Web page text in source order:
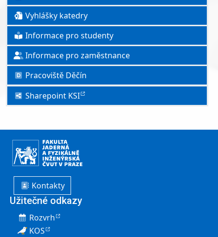
Vyhlášky katedry
Informace pro studenty
Informace pro zaměstnance
Pracoviště Děčín
Sharepoint KSI
Kontakty
Užitečné odkazy
Rozvrh
KOS